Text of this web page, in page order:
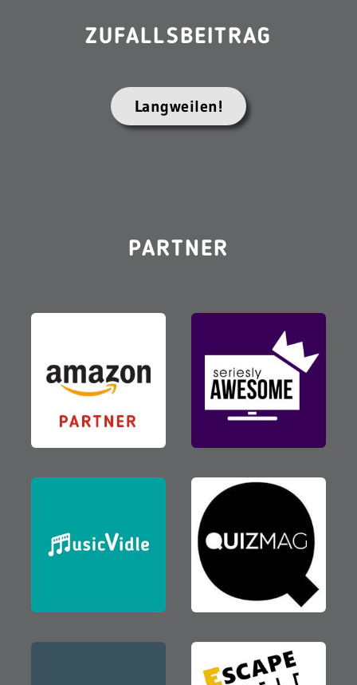
ZUFALLSBEITRAG
Langweilen!
PARTNER